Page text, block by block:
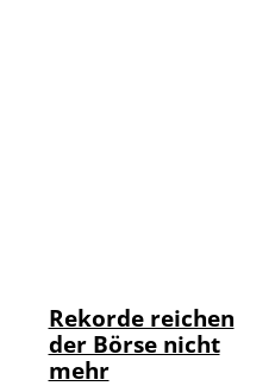
Rekorde reichen
der Börse nicht
mehr